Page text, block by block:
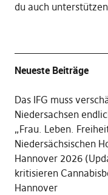
du auch unterstützen
Neueste Beiträge
Das IFG muss
Niedersachsen
„Frau. Leben.
Niedersächsischen
Hannover 2026
kritisieren
Hannover